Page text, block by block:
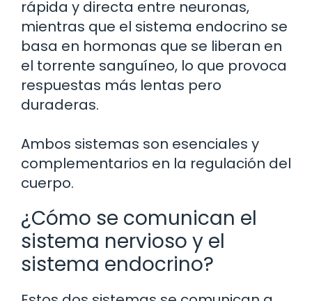
rápida y directa entre neuronas,
mientras que el sistema endocrino se
basa en hormonas que se liberan en
el torrente sanguíneo, lo que provoca
respuestas más lentas pero
duraderas.
Ambos sistemas son esenciales y
complementarios en la regulación del
cuerpo.
¿Cómo se comunican el
sistema nervioso y el
sistema endocrino?